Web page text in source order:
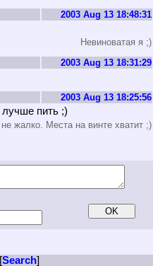
2003 Aug 13 18:48:31
Невиноватая я ;)
2003 Aug 13 18:31:29
2003 Aug 13 18:25:56
лучше пить ;)
жалко. Места на винте хватит ;)
Search]